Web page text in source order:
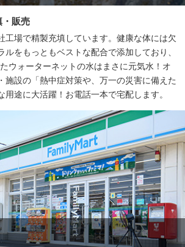
・販売
工場で精製充填しています。健康な体には欠
ルをもっともベストな配合で添加しており、
ウォーターネットの水はまさに元気水！オ
施設の「熱中症対策や、万一の災害に備えた
用途に大活躍！お電話一本で宅配します。